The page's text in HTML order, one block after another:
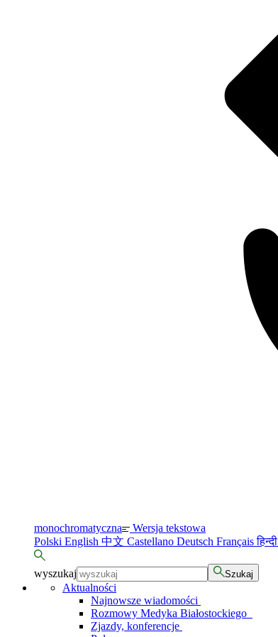
monochromatyczna Wersja tekstowa
Polski English 中文 Castellano Deutsch Françaisहिन्दी
wyszukaj Szukaj
Aktualności
Najnowsze wiadomości
Rozmowy Medyka Białostockiego
Zjazdy, konferencje